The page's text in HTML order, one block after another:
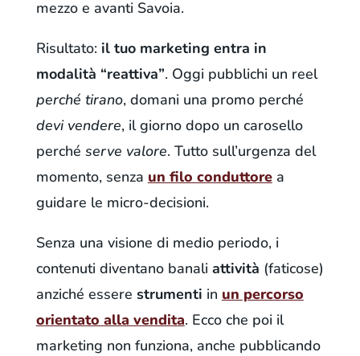
mezzo e avanti Savoia.
Risultato: il tuo marketing entra in
modalità “reattiva”. Oggi pubblichi un reel
perché tirano, domani una promo perché
devi vendere, il giorno dopo un carosello
perché serve valore. Tutto sull’urgenza del
momento, senza un filo conduttorea
guidare le micro-decisioni.
Senza una visione di medio periodo, i
contenuti diventano banali attività (faticose)
anziché essere strumenti in un percorso
orientato alla vendita. Ecco che poi il
marketing non funziona, anche pubblicando